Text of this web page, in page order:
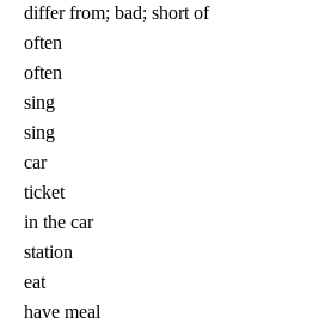
differ from; bad; short of
often
often
sing
sing
car
ticket
in the car
station
eat
have meal